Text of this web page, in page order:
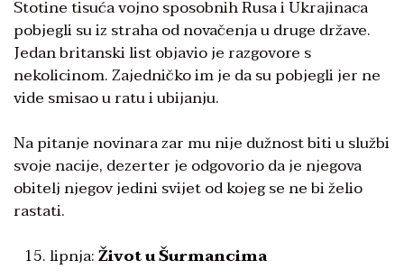
Stotine tisuća vojno sposobnih Rusa i Ukrajinaca
pobjegli su iz straha od novačenja u druge države.
Jedan britanski list objavio je razgovore s
nekolicinom. Zajedničko im je da su pobjegli jer ne
vide smisao u ratu i ubijanju.
Na pitanje novinara zar mu nije dužnost biti u službi
svoje nacije, dezerter je odgovorio da je njegova
obitelj njegov jedini svijet od kojeg se ne bi želio
rastati.
lipnja:Život u Šurmancima